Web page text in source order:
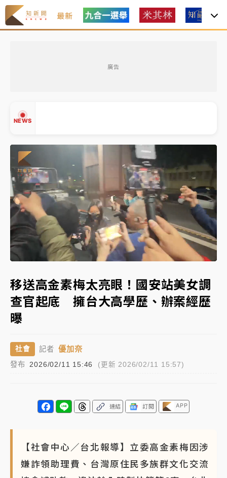
最新
廣告
NEWS
中信慈善基金會想增加董事人數！辜仲諒向法院聲請遭
駁 理由曝光
故宮《龍藏經》特展第2檔！今線上預約開賣一度塞車
周六起展出延長至晚上7時
台東農業處長涉圖利渡假村！東檢抗告成功 今重開羈
押庭
父親節泡湯了！中颱白海豚雨彈轟3天 「紅到發紫」降
雨熱區曝
女律師陳昱瑄詐慈濟10億！黃金158kg遭查扣畫面曝光
旅局回應了
中信慈善基金會想增加董事人數！辜仲諒向法院聲請遭
駁 理由曝光
故宮《龍藏經》特展第2檔！今線上預約開賣一度塞車
周六起展出延長至晚上7時
父親節泡湯了！中颱白海豚雨彈轟3天 「紅到發紫」降
雨熱區曝
▲
Unmute Loaded
72.36%
移送高金素梅太亮眼！國安站美女調
查官起底 擁台大高學歷、辦案經歷
曝
社會 記者 優加奈
發布 2026/02/11 15:46 (更新 2026/02/11 15:57)
連結 訂閱 APP
【社會中心／台北報導】立委高金素梅因涉
嫌詐領助理費、台灣原住民多族群文化交流